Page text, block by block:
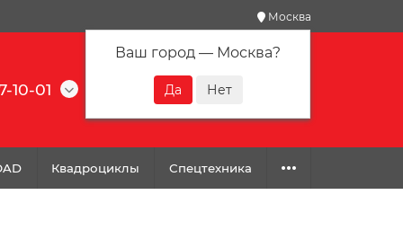
Москва
Ваш город — Москва?
10-01
Квадроциклы Спецтехника